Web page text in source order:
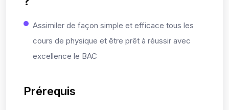
Assimiler de façon simple et efficace tous les
cours de physique et être prêt à réussir avec
excellence le BAC
Prérequis